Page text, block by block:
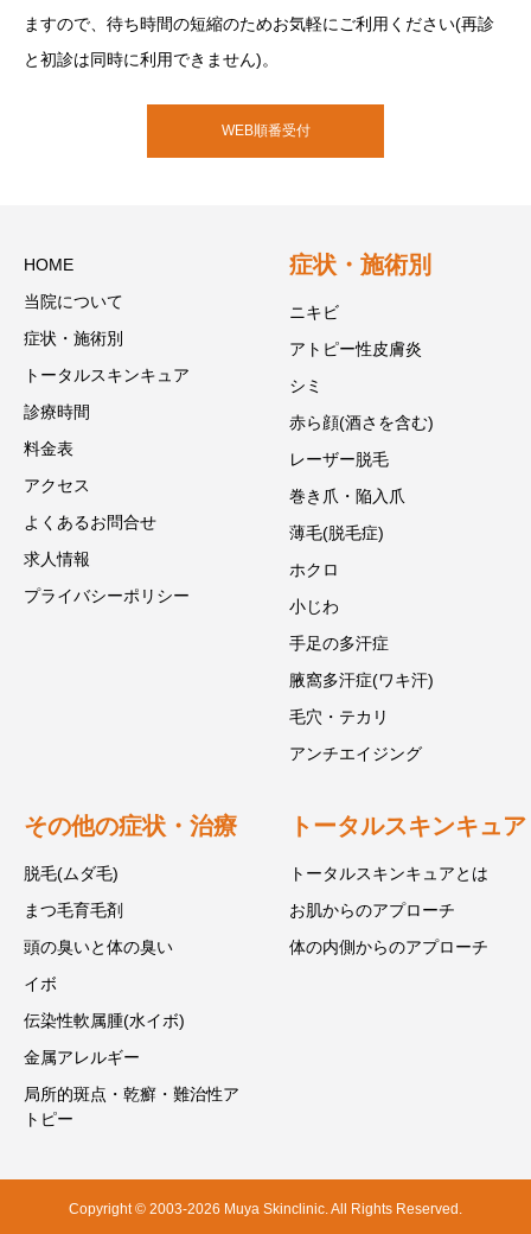
ますので、待ち時間の短縮のためお気軽にご利用ください(再診
と初診は同時に利用できません)。
WEB順番受付
HOME
当院について
症状・施術別
トータルスキンキュア
診療時間
料金表
アクセス
よくあるお問合せ
求人情報
プライバシーポリシー
症状・施術別
ニキビ
アトピー性皮膚炎
シミ
赤ら顔(酒さを含む)
レーザー脱毛
巻き爪・陥入爪
薄毛(脱毛症)
ホクロ
小じわ
手足の多汗症
腋窩多汗症(ワキ汗)
毛穴・テカリ
アンチエイジング
その他の症状・治療
脱毛(ムダ毛)
まつ毛育毛剤
頭の臭いと体の臭い
イボ
伝染性軟属腫(水イボ)
金属アレルギー
局所的斑点・乾癬・難治性ア
トピー
トータルスキンキュア
トータルスキンキュアとは
お肌からのアプローチ
体の内側からのアプローチ
Copyright © 2003-2026 Muya Skinclinic. All Rights Reserved.